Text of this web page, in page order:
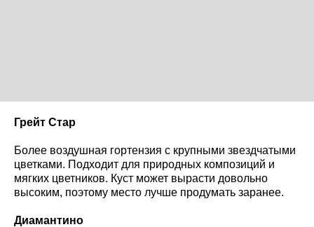
Грейт Стар
Более воздушная гортензия с крупными звездчатыми
цветками. Подходит для природных композиций и
мягких цветников. Куст может вырасти довольно
высоким, поэтому место лучше продумать заранее.
Диамантино